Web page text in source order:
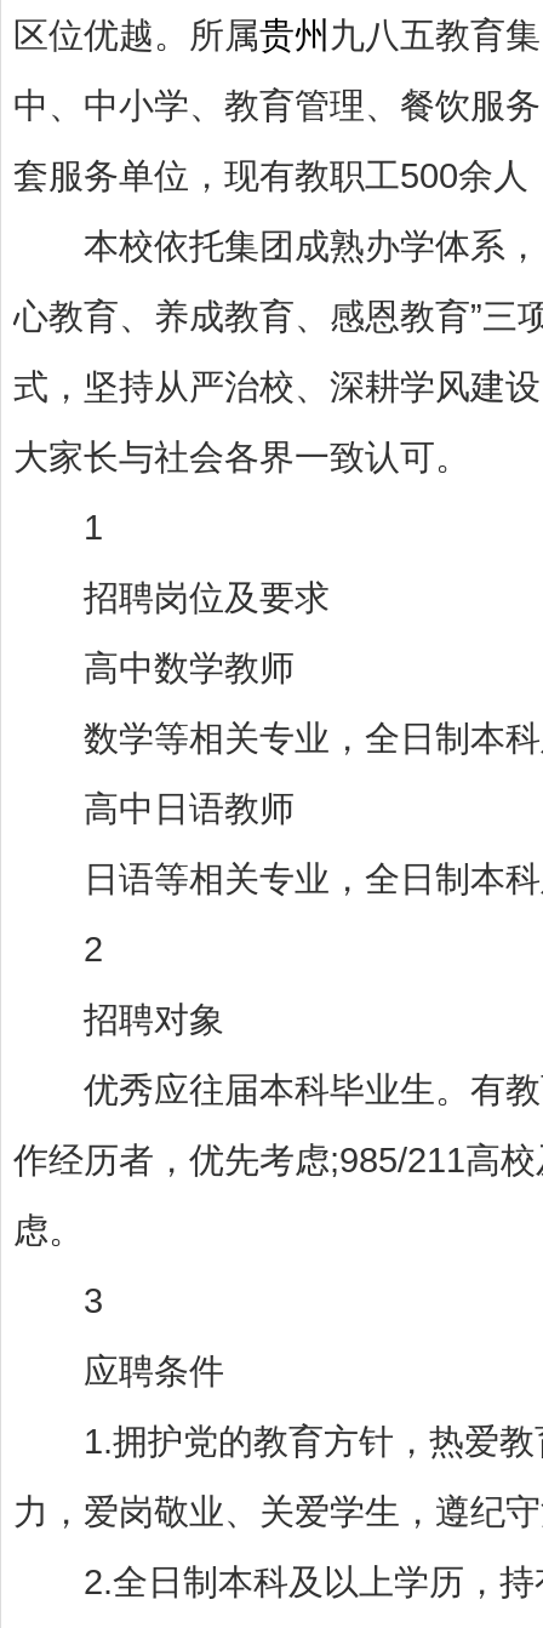
区位优越。所属贵州 九八五教育
中、中小学、教育管理、餐饮服
套服务单位，现有教职工500余
本校依托集团成熟办学体系，
心教育、养成教育、感恩教育”三
式，坚持从严治校、深耕学风建
大家长与社会各界一致认可。
1
招聘岗位及要求
高中数学教师
数学等相关专业，全日制本科
高中日语教师
日语等相关专业，全日制本科
2
招聘对象
优秀应往届本科毕业生。有教
作经历者，优先考虑;985/211高
虑。
3
应聘条件
1.拥护党的教育方针，热爱教
力，爱岗敬业、关爱学生，遵纪
2.全日制本科及以上学历，持